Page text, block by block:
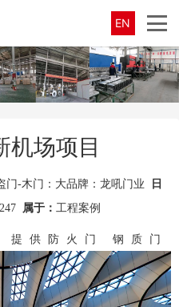
EN
机场项目
门-木门：大品牌：龙吼门业
日
属于： 工程案例
提供 防火门 钢质门